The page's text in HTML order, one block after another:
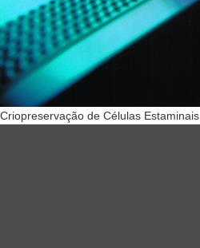
Criopreservação de Células Estaminais